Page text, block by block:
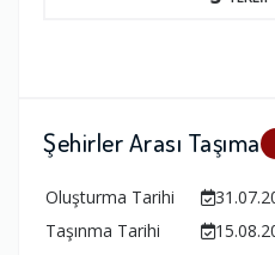
Şehirler Arası Taşıma
Oluşturma Tarihi
Taşınma Tarihi